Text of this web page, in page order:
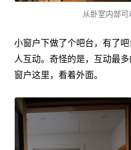
从卧室内部
小窗户下做了个吧台，有了
人互动。奇怪的是，互动最
窗户这里，看着外面。